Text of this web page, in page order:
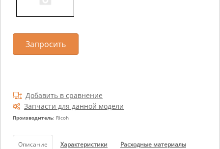
Добавить в сравнение
Запчасти для данной модели
Производитель: Ricoh
Запросить
Описание Характеристики Расходные материалы